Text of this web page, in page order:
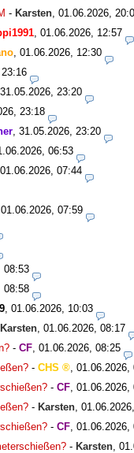
- Karsten 01.06.2026,
01.06.2026, 12:57
01.06.2026, 12:30
31.05.2026, 23:20
23:18
31.05.2026, 23:20
06:53
01.06.2026, 07:44
01.06.2026, 07:59
08:53
08:58
01.06.2026, 10:03
Karsten 01.06.2026, 08:17
- CF 01.06.2026, 08:25
- CHS
01.06.2026,
- CF 01.06.2026,
- Karsten
- CF 01.06.2026,
- Karsten